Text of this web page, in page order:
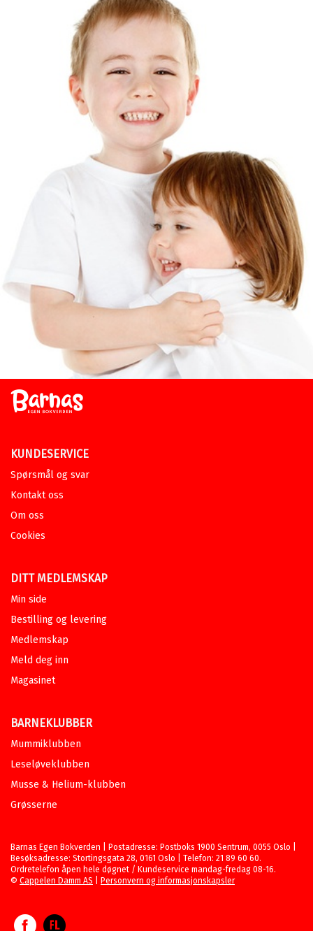
KUNDESERVICE
Spørsmål og svar
Kontakt oss
Om oss
Cookies
DITT MEDLEMSKAP
Min side
Bestilling og levering
Medlemskap
Meld deg inn
Magasinet
BARNEKLUBBER
Mummiklubben
Leseløveklubben
Musse & Helium-klubben
Grøsserne
Barnas Egen Bokverden | Postadresse: Postboks 1900 Sentrum, 0055 Oslo |
Besøksadresse: Stortingsgata 28, 0161 Oslo | Telefon: 21 89 60 60.
Ordretelefon åpen hele døgnet / Kundeservice mandag-fredag 08-16.
© Cappelen Damm AS Personvern og informasjonskapsler
Facebook